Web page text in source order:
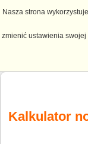
Kalkulator
Nasza strona
zmienić ustawienia